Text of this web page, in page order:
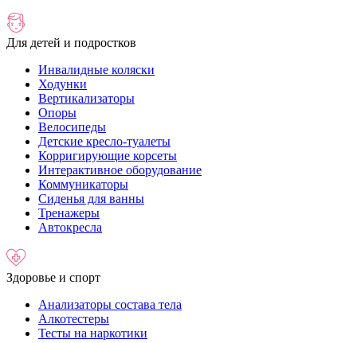
Для детей и подростков
Инвалидные коляски
Ходунки
Вертикализаторы
Опоры
Велосипеды
Детские кресло-туалеты
Корригирующие корсеты
Интерактивное оборудование
Коммуникаторы
Сиденья для ванны
Тренажеры
Автокресла
Здоровье и спорт
Анализаторы состава тела
Алкотестеры
Тесты на наркотики